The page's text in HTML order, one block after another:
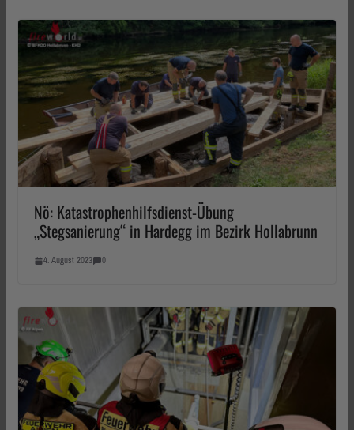
Nö: Katastrophenhilfsdienst-Übung
„Stegsanierung“ in Hardegg im Bezirk Hollabrunn
4. August 2023 0